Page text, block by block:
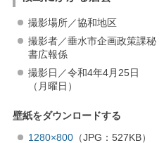
撮影場所／協和地区
撮影者／垂水市企画政策課秘
書広報係
撮影日／令和4年4月25日
（月曜日）
壁紙をダウンロードする
1280×800（JPG：527KB）